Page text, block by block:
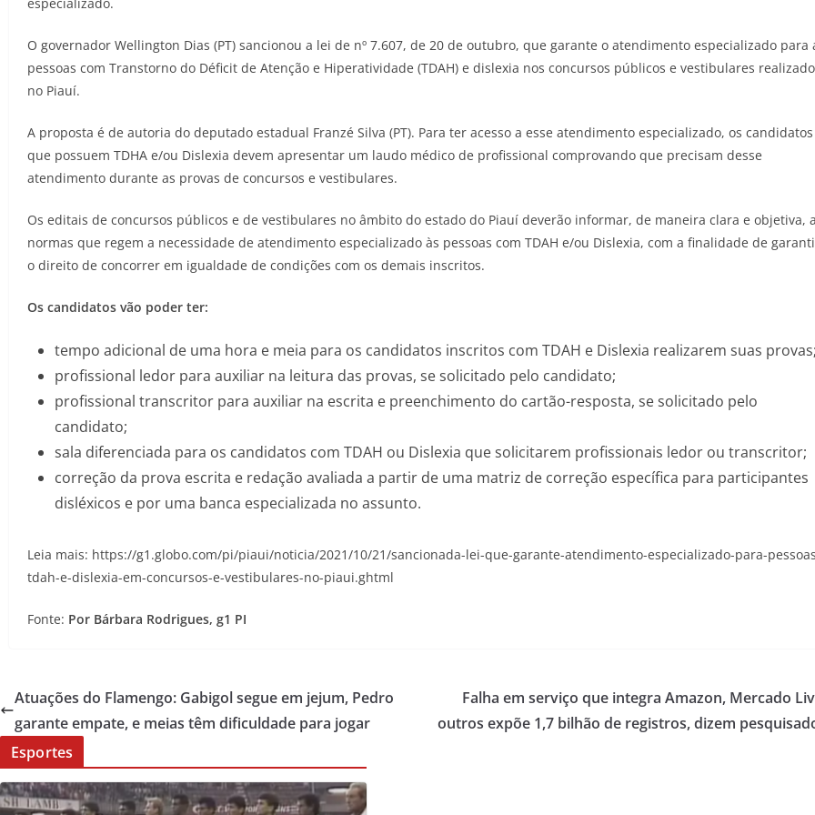
O governador Wellington Dias (PT) sancionou a lei de nº 7.607, de 20 de outubro, que garante o atendimento especializado para
pessoas com Transtorno do Déficit de Atenção e Hiperatividade (TDAH) e dislexia nos concursos públicos e vestibulares
no Piauí.
A proposta é de autoria do deputado estadual Franzé Silva (PT). Para ter acesso a esse atendimento especializado, os candidatos
que possuem TDHA e/ou Dislexia devem apresentar um laudo médico de profissional comprovando que precisam desse
atendimento durante as provas de concursos e vestibulares.
Os editais de concursos públicos e de vestibulares no âmbito do estado do Piauí deverão informar, de maneira clara e objetiva,
normas que regem a necessidade de atendimento especializado às pessoas com TDAH e/ou Dislexia, com a finalidade de
o direito de concorrer em igualdade de condições com os demais inscritos.
Os candidatos vão poder ter:
tempo adicional de uma hora e meia para os candidatos inscritos com TDAH e Dislexia realizarem suas provas;
profissional ledor para auxiliar na leitura das provas, se solicitado pelo candidato;
profissional transcritor para auxiliar na escrita e preenchimento do cartão-resposta, se solicitado pelo
candidato;
sala diferenciada para os candidatos com TDAH ou Dislexia que solicitarem profissionais ledor ou transcritor;
correção da prova escrita e redação avaliada a partir de uma matriz de correção específica para participantes
disléxicos e por uma banca especializada no assunto.
Leia mais: https://g1.globo.com/pi/piaui/noticia/2021/10/21/sancionada-lei-que-garante-atendimento-especializado-para-
tdah-e-dislexia-em-concursos-e-vestibulares-no-piaui.ghtml
Fonte: Por Bárbara Rodrigues, g1 PI
Atuações do Flamengo: Gabigol segue em jejum, Pedro
garante empate, e meias têm dificuldade para jogar
Falha em serviço que integra Amazon, Mercado
outros expõe 1,7 bilhão de registros, dizem
Esportes